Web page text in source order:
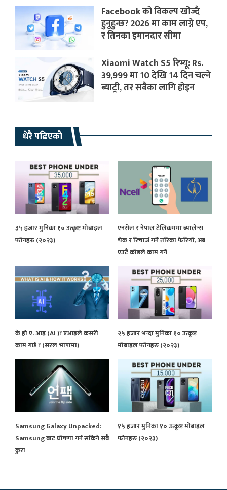
Facebook को विकल्प खोज्दै
हुनुहुन्छ? 2026 मा काम लाग्ने एप,
र तिनका इमानदार सीमा
Xiaomi Watch S5 रिभ्यू: Rs.
39,999 मा 10 देखि 14 दिन चल्ने
ब्याट्री, तर सबैका लागि होइन
धेरै पढिएको
३५ हजार मुनिका १० उत्कृष्ट मोबाइल
फोनहरु (२०२३)
एनसेल र नेपाल टेलिकममा ब्यालेन्स
चेक र रिचार्ज गर्ने तरिका फेरियो, अब
एउटै कोडले काम गर्ने
के हो ए. आइ (AI )? एआइले कसरी
काम गर्छ ? (सरल भाषामा)
२५ हजार भन्दा मुनिका १० उत्कृष्ट
मोबाइल फोनहरु (२०२३)
Samsung Galaxy Unpacked:
Samsung बाट घोषणा गर्न सकिने सबै
कुरा
१५ हजार मुनिका १० उत्कृष्ट मोबाइल
फोनहरु (२०२३)